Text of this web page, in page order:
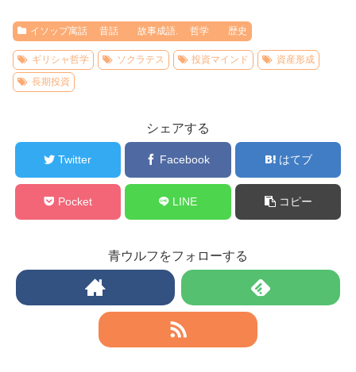
イソップ寓話 昔話 故事成語. 哲学 歴史
ギリシャ哲学 ソクラテス 投資マインド
資産形成
長期投資
シェアする
Twitter Facebook はてブ
Pocket LINE コピー
青ウルフをフォローする